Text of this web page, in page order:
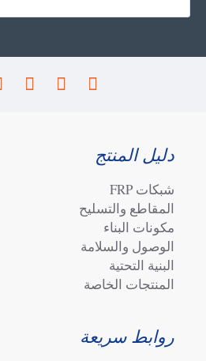
دليل المنتج
شبكات FRP
المقاطع والتسليح
مكونات البناء
الوصول والسلامة
البنية التحتية
المنتجات الخاصة
روابط سريعة